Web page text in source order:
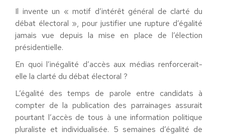
Il invente un « motif d’intérêt général de clarté du
débat électoral », pour justifier une rupture d’égalité
jamais vue depuis la mise en place de l’élection
présidentielle.
En quoi l’inégalité d’accès aux médias renforcerait-
elle la clarté du débat électoral ?
L’égalité des temps de parole entre candidats à
compter de la publication des parrainages assurait
pourtant l’accès de tous à une information politique
pluraliste et individualisée. 5 semaines d’égalité de